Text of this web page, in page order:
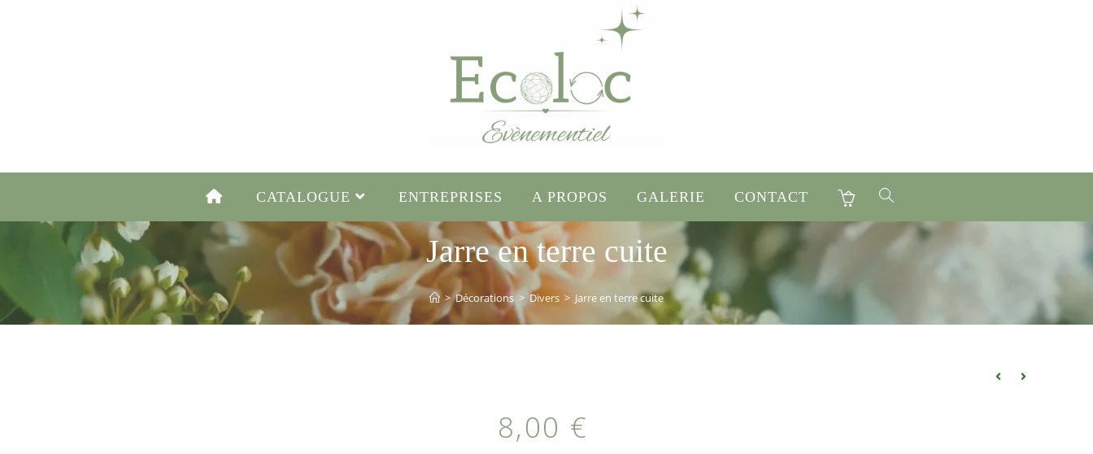
CATALOGUE ENTREPRISES A PROPOS GALERIE CONTACT
Jarre en terre cuite
> Décorations > Divers > Jarre en terre cuite
8,00 €